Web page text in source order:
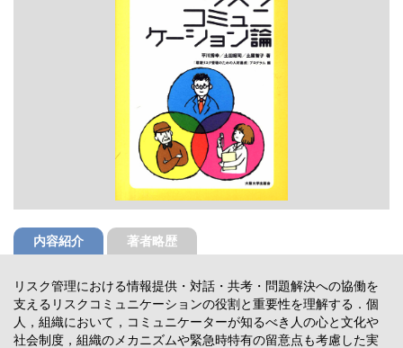
内容紹介 著者略歴
リスク管理における情報提供・対話・共考・問題解決への協働を
支えるリスクコミュニケーションの役割と重要性を理解する．個
人，組織において，コミュニケーターが知るべき人の心と文化や
社会制度，組織のメカニズムや緊急時特有の留意点も考慮した実